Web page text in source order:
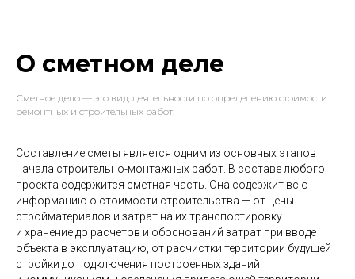
О сметном деле
Сметное дело — это вид деятельности по определению стоимости
ремонтных и строительных работ.
Составление сметы является одним из основных этапов
начала строительно-монтажных работ. В составе любого
проекта содержится сметная часть. Она содержит всю
информацию о стоимости строительства — от цены
стройматериалов и затрат на их транспортировку
и хранение до расчетов и обоснований затрат при вводе
объекта в эксплуатацию, от расчистки территории будущей
стройки до подключения построенных зданий